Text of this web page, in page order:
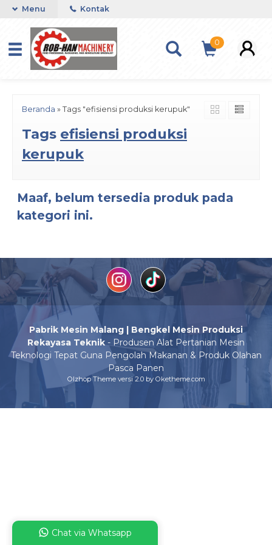
Menu Kontak
0
Beranda » Tags "efisiensi produksi kerupuk"
Tags efisiensi produksi
kerupuk
Maaf, belum tersedia produk pada
kategori ini.
Pabrik Mesin Malang | Bengkel Mesin Produksi
Rekayasa Teknik- Produsen Alat Pertanian Mesin
Teknologi Tepat Guna Pengolah Makanan & Produk Olahan
Pasca Panen
Olzhop Themeversi 2.0 by Oketheme.com
Chat via Whatsapp